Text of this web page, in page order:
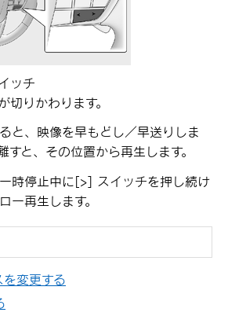
ッチ
切りかわります。
と、映像を早もどし／早送りしま
すと、その位置から再生します。
時停止中に [‍>‍] スイッチを押し続け
ー再生します。
を変更する